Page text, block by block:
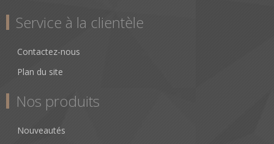
Service à la clientèle
Contactez-nous
Plan du site
Nos produits
Nouveautés